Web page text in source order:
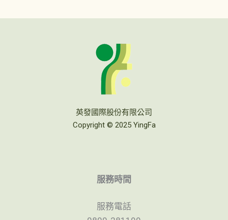
英發國際股份有限公司
Copyright © 2025 YingFa
服務時間
服務電話